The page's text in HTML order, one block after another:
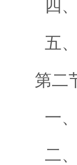
四、
五、
第二
一、
二、